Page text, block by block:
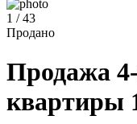
1 / 43
Продано
Продажа
квартиры